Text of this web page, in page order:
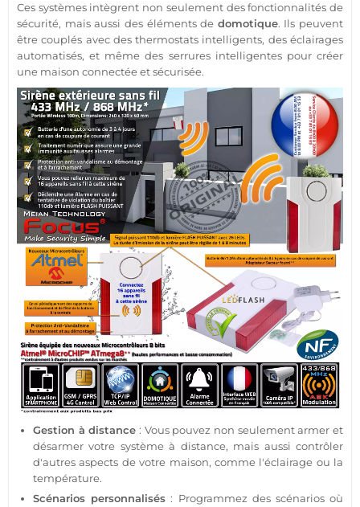
Ces systèmes intègrent non seulement des fonctionnalités de
sécurité, mais aussi des éléments de domotique. Ils peuvent
être couplés avec des thermostats intelligents, des éclairages
automatisés, et même des serrures intelligentes pour créer
une maison connectéeet sécurisée.
Gestion à distance : Vous pouvez non seulement armer et
désarmer votre systèmeà distance, mais aussi contrôler
d'autres aspects de votre maison, comme l'éclairage ou la
température.
Scénarios personnalisés : Programmez des scénarios où